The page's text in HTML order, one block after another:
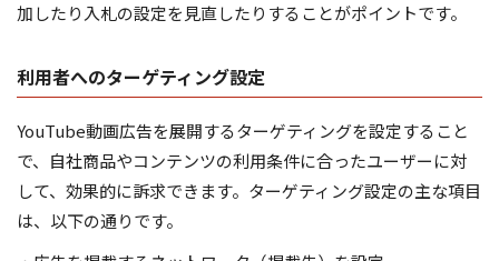
加したり入札の設定を見直したりすることがポイントです。
利用者へのターゲティング設定
YouTube動画広告を展開するターゲティングを設定すること
で、自社商品やコンテンツの利用条件に合ったユーザーに対
して、効果的に訴求できます。ターゲティング設定の主な項目
は、以下の通りです。